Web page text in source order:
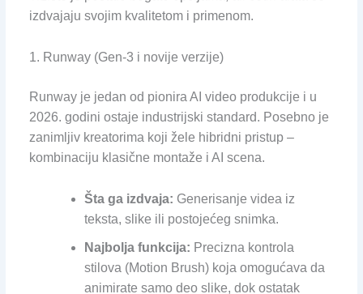
izdvajaju svojim kvalitetom i primenom.
1. Runway (Gen-3 i novije verzije)
Runway je jedan od pionira AI video produkcije i u
2026. godini ostaje industrijski standard. Posebno je
zanimljiv kreatorima koji žele hibridni pristup –
kombinaciju klasične montaže i AI scena.
Šta ga izdvaja: Generisanje videa iz
teksta, slike ili postojećeg snimka.
Najbolja funkcija: Precizna kontrola
stilova (Motion Brush) koja omogućava da
animirate samo deo slike, dok ostatak